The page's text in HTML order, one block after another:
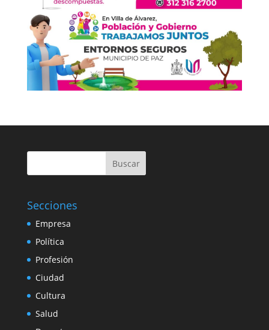
Buscar
Secciones
Empresa
Política
Profesión
Ciudad
Cultura
Salud